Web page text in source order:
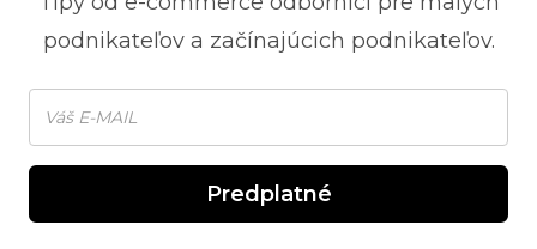
podnikateľov a začínajúcich podnikateľov.
Predplatné